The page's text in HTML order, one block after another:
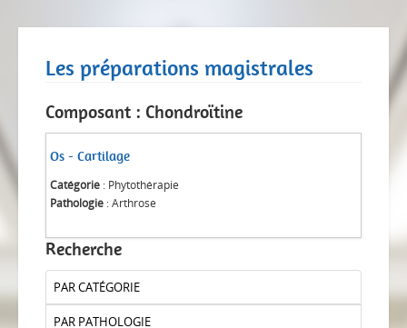
Les préparations magistrales
Composant : Chondroïtine
Os - Cartilage
Catégorie : Phytothérapie
Pathologie : Arthrose
Recherche
PAR CATÉGORIE
PAR PATHOLOGIE